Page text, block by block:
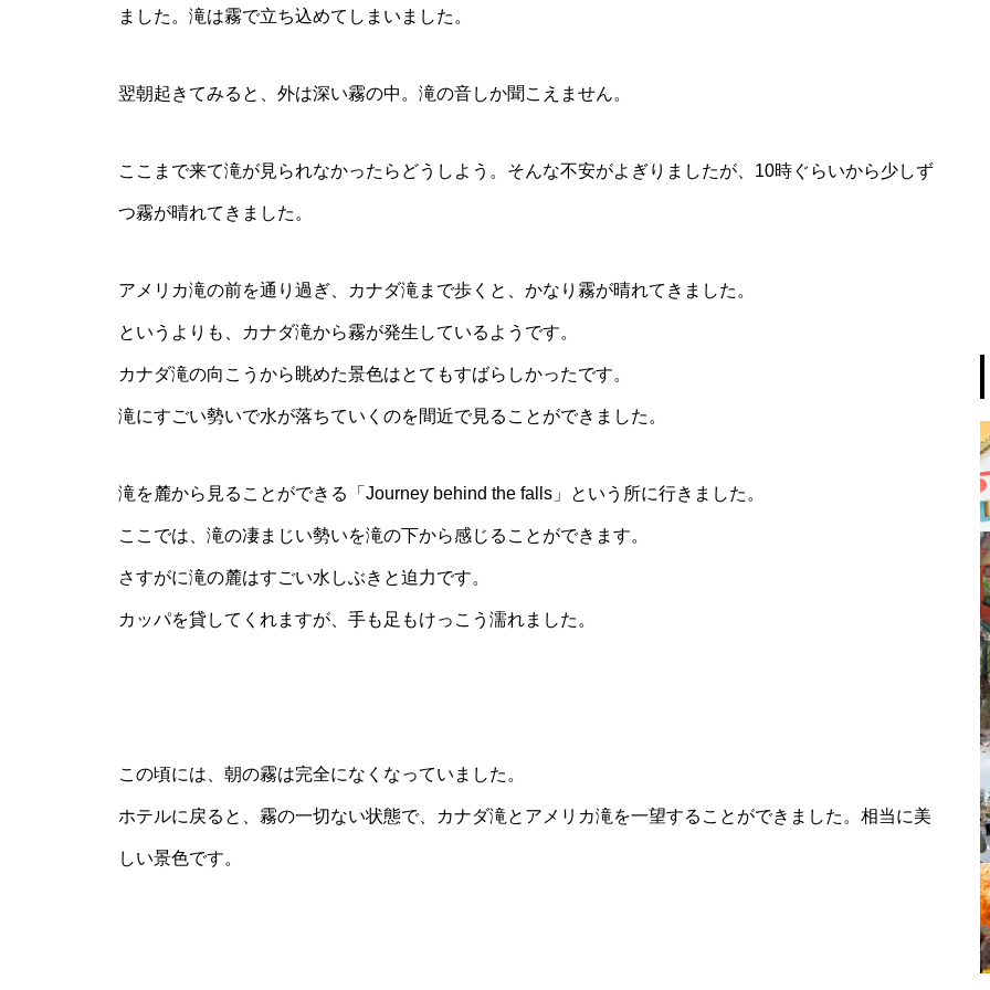
ました。滝は霧で立ち込めてしまいました。
翌朝起きてみると、外は深い霧の中。滝の音しか聞こえません。
ここまで来て滝が見られなかったらどうしよう。そんな不安がよぎりましたが、10時ぐらいから少しず
つ霧が晴れてきました。
アメリカ滝の前を通り過ぎ、カナダ滝まで歩くと、かなり霧が晴れてきました。
というよりも、カナダ滝から霧が発生しているようです。
カナダ滝の向こうから眺めた景色はとてもすばらしかったです。
滝にすごい勢いで水が落ちていくのを間近で見ることができました。
滝を麓から見ることができる「Journey behind the falls」という所に行きました。
ここでは、滝の凄まじい勢いを滝の下から感じることができます。
さすがに滝の麓はすごい水しぶきと迫力です。
カッパを貸してくれますが、手も足もけっこう濡れました。
この頃には、朝の霧は完全になくなっていました。
ホテルに戻ると、霧の一切ない状態で、カナダ滝とアメリカ滝を一望することができました。相当に美
しい景色です。